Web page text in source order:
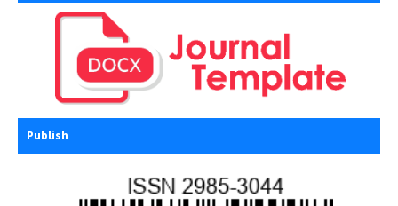
Publish